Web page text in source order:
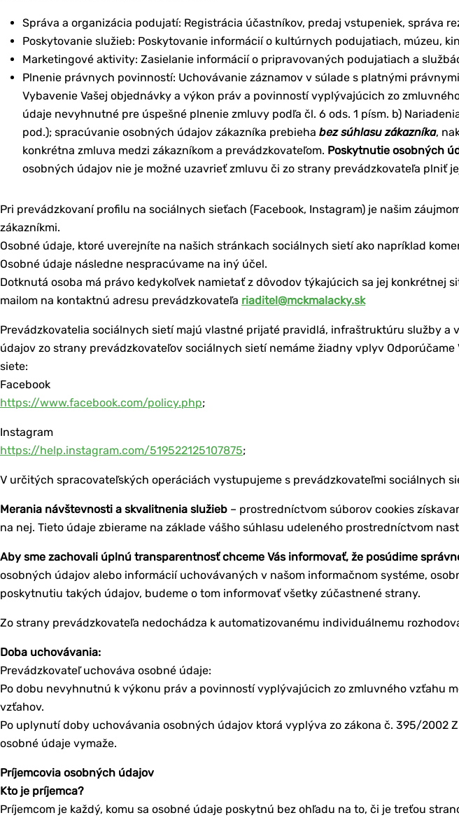
Správa a organizácia podujatí: Registrácia účastníkov, predaj vstupeniek, správa
Poskytovanie služieb: Poskytovanie informácií o kultúrnych podujatiach, múzeu,
Marketingové aktivity: Zasielanie informácií o pripravovaných podujatiach a
Plnenie právnych povinností: Uchovávanie záznamov v súlade s platnými
Vybavenie Vašej objednávky a výkon práv a povinností vyplývajúcich zo
údaje nevyhnutné pre úspešné plnenie zmluvy podľa čl. 6 ods. 1 písm. b)
pod.); spracúvanie osobných údajov zákazníka prebieha bez súhlasu zákazníka,
konkrétna zmluva medzi zákazníkom a prevádzkovateľom. Poskytnutie osobných
osobných údajov nie je možné uzavrieť zmluvu či zo strany prevádzkovateľa plniť
Pri prevádzkovaní profilu na sociálnych sieťach (Facebook, Instagram) je našim
zákazníkmi.
Osobné údaje, ktoré uverejníte na našich stránkach sociálnych sietí ako napríklad
Osobné údaje následne nespracúvame na iný účel.
Dotknutá osoba má právo kedykoľvek namietať z dôvodov týkajúcich sa jej
mailom na kontaktnú adresu prevádzkovateľa riaditel@mckmalacky.sk
Prevádzkovatelia sociálnych sietí majú vlastné prijaté pravidlá, infraštruktúru služby
údajov zo strany prevádzkovateľov sociálnych sietí nemáme žiadny vplyv
siete:
Facebook
https://www.facebook.com/policy.php;
Instagram
https://help.instagram.com/519522125107875;
V určitých spracovateľských operáciách vystupujeme s prevádzkovateľmi sociálnych
Merania návštevnosti a skvalitnenia služieb – prostredníctvom súborov cookies
na nej. Tieto údaje zbierame na základe vášho súhlasu udeleného prostredníctvom
Aby sme zachovali úplnú transparentnosť chceme Vás informovať, že posúdime
osobných údajov alebo informácií uchovávaných v našom informačnom systéme,
poskytnutiu takých údajov, budeme o tom informovať všetky zúčastnené strany.
Zo strany prevádzkovateľa nedochádza k automatizovanému individuálnemu
Doba uchovávania:
Prevádzkovateľ uchováva osobné údaje:
Po dobu nevyhnutnú k výkonu práv a povinností vyplývajúcich zo zmluvného vzťahu
vzťahov.
Po uplynutí doby uchovávania osobných údajov ktorá vyplýva zo zákona č. 395/
osobné údaje vymaže.
Príjemcovia osobných údajov
Kto je príjemca?
Príjemcom je každý, komu sa osobné údaje poskytnú bez ohľadu na to, či je treťou